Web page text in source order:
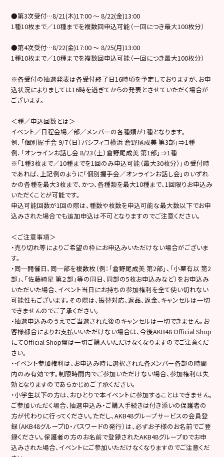
●第3次受付…8/21(木)17:00 ～ 8/22(金)13:00
1種10枚まで／10種までを複数回申込可能（一回につき最大100枚分）
●第4次受付…8/22(金)17:00 ～ 8/25(月)13:00
1種10枚まで／10種までを複数回申込可能（一回につき最大100枚分）
※各受付の抽選発表は各受付終了日16時頃を予定しておりますが、お申
込状況によりましては16時を過ぎてからの発表とさせていただく場合が
ございます。
＜種／申込回数とは＞
イベント／日程会場／部／メンバーの各種類が1種となります。
例．「個別握手会 9/7（日）パシフィコ横浜 倉野尾成美 第3部」⇒1種
例．「オンラインお話し会 8/23（土）倉野尾成美 第1部」⇒1種
※「1種3枚まで／10種までを1回のみ申込可能（最大30枚分）」の受付時
であれば、上記例のように「個別握手会／オンラインお話し会」のいずれ
かの各種を最大3枚まで、かつ、各種類を最大10種まで、1回限りお申込み
いただくことが可能です。
申込可能回数が1回の際は、種数や枚数を申込可能な最大数以下でお申
込みされた場合でも追加申込は不可となりますのでご注意ください。
＜ご注意事項＞
・売り切れ等によりご希望の枠にお申込みいただけない場合がございま
す。
・同一開催日、同一部を複数枚（例：「倉野尾成美 第2部」、「小栗有以 第2
部」、「佐藤綺星 第２部」等の同日、同部の5枚お申込みなど）をお申込み
いただいた場合、イベント当日にお持ちの参加権利を全て使い切れない
可能性もございます。その際は、振替対応、返品、返金、キャンセルは一切
できませんのでご了承ください。
・抽選申込みのうえでご当選された後のキャンセルは一切できません。お
客様都合によりお支払いいただけない場合は、今後AKB48 Official Shop
にてOfficial Shop盤は一切ご購入いただけなくなりますのでご注意くだ
さい。
・イベント参加権利は、お申込み時に選択された各メンバー各部の時間
内のみ有効です。制限時間内でご参加いただけない場合、参加権利は失
効となりますのであらかじめご了承ください。
・小学生以下の方は、おひとりで本イベントに参加することはできません。
ご参加いただく場合、抽選申込み・ご購入手続きは付き添いの保護者の
方が代わりに行ってください。ただし、AKB48グループサービスの会員登
録（AKB48グループID・パスワードの発行）は、必ずお子様のお名前でご登
録ください。保護者の方のお名前で登録されたAKB48グループIDでお申
込みされた場合、イベントにご参加いただけなくなりますのでご注意くだ